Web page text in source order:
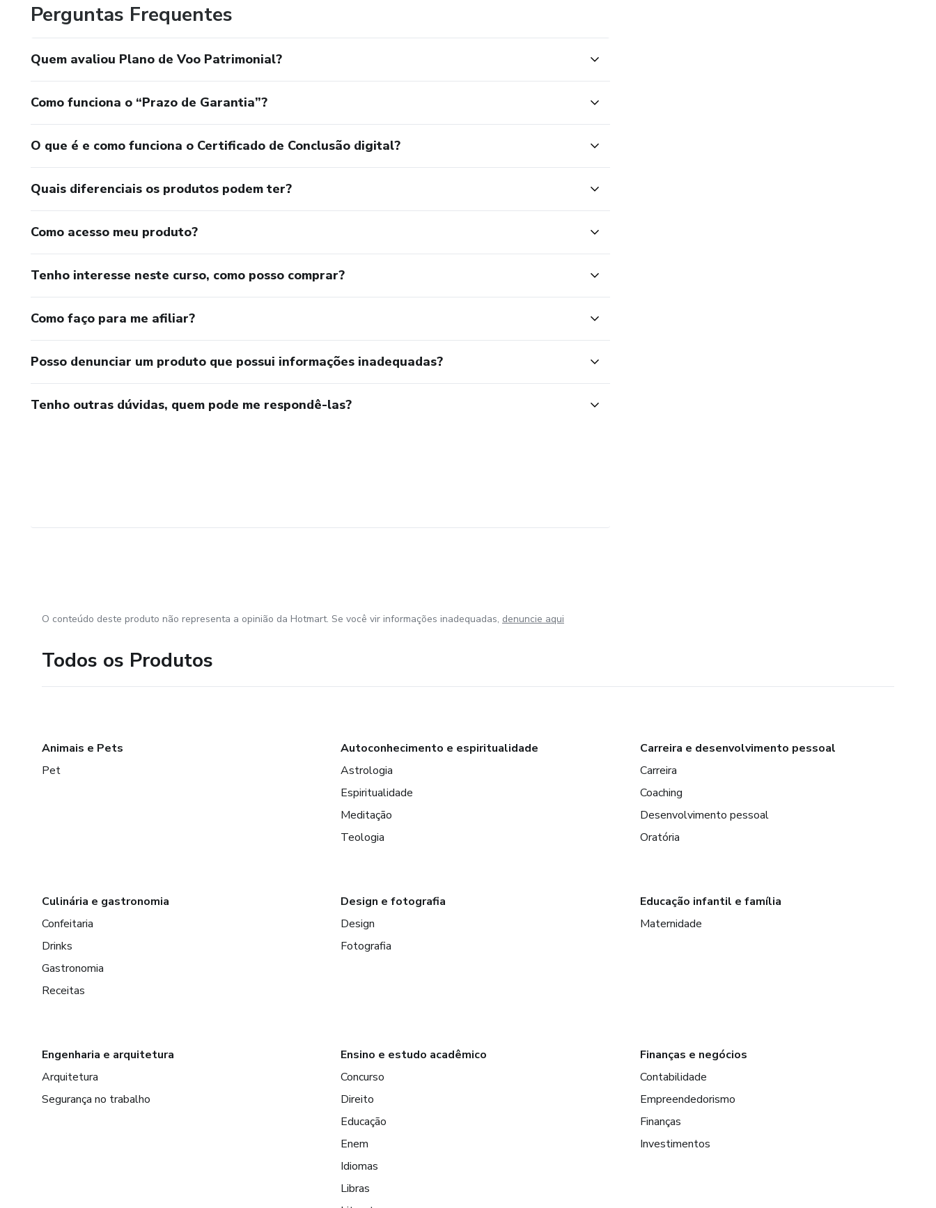
Perguntas Frequentes
Quem avaliou Plano de Voo Patrimonial?
Como funciona o “Prazo de Garantia”?
O que é e como funciona o Certificado de Conclusão digital?
Quais diferenciais os produtos podem ter?
Como acesso meu produto?
Tenho interesse neste curso, como posso comprar?
Como faço para me afiliar?
Posso denunciar um produto que possui informações inadequadas?
Tenho outras dúvidas, quem pode me respondê-las?
O conteúdo deste produto não representa a opinião da Hotmart. Se você vir informações inadequadas, denuncie aqui
Todos os Produtos
Animais e Pets
Pet
Autoconhecimento e espiritualidade
Astrologia
Espiritualidade
Meditação
Teologia
Carreira e desenvolvimento pessoal
Carreira
Coaching
Desenvolvimento pessoal
Oratória
Culinária e gastronomia
Confeitaria
Drinks
Gastronomia
Receitas
Design e fotografia
Design
Fotografia
Educação infantil e família
Maternidade
Engenharia e arquitetura
Arquitetura
Segurança no trabalho
Ensino e estudo acadêmico
Concurso
Direito
Educação
Enem
Idiomas
Libras
Finanças e negócios
Contabilidade
Empreendedorismo
Finanças
Investimentos